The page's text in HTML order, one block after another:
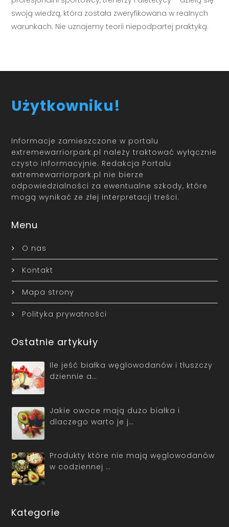
swoją wiedzą, która została zweryfikowana w realnych
warunkach. Nie uznajemy teorii niepodpartej praktyką.
Użytkowniku!
Informacje zamieszczone w portalu
extremewarriorpark.pl należy traktować wyłącznie
czysto informacyjnie. Redakcja Portalu
extremewarriorpark.pl nie bierze
odpowiedzialności za ewentualne szkody, które
mogą wynikać ze złej interpretacji treści.
Menu
O nas
Kontakt
Mapa strony
Polityka prywatności
Ostatnie artykuły
Ile jeść białka węglowodanów i tłuszczy
dziennie a…
Jakie owoce mają dużo białka i
dlaczego warto je j…
Produkty które nie mają węglowodanów
w codziennej …
Kategorie